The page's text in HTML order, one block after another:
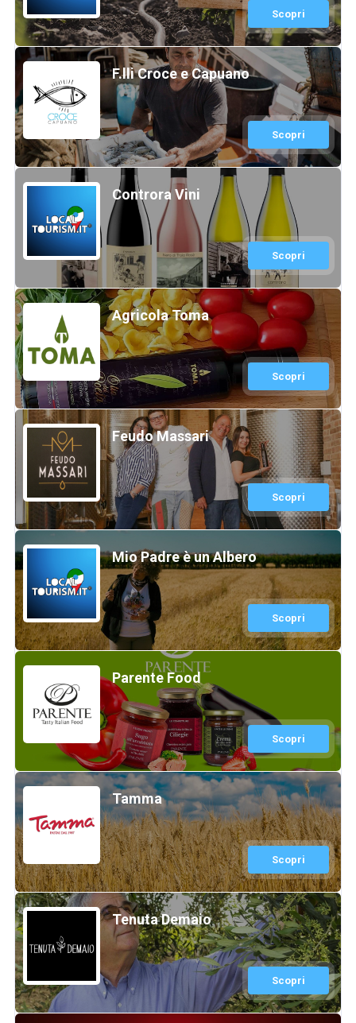
Scopri
F.lli Croce e Capuano
Scopri
Controra Vini
Scopri
Agricola Toma
Scopri
Feudo Massari
Scopri
Mio Padre è un Albero
Scopri
Parente Food
Scopri
Tamma
Scopri
Tenuta Demaio
Scopri